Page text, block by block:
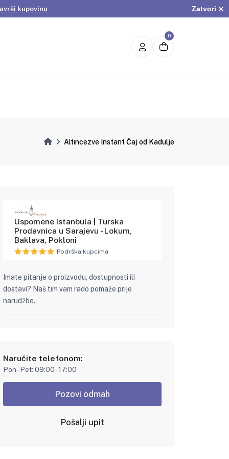
kupovinu
Pogledaj ponudu
Zatvori
0
Altıncezve Instant Čaj od Kadulje
Uspomene Istanbula | Turska
Prodavnica u Sarajevu - Lokum,
Baklava, Pokloni
Podrška kupcima
Imate pitanje o proizvodu, dostupnosti ili
dostavi? Naš tim vam rado pomaže prije
narudžbe.
Naručite telefonom:
Pon - Pet: 09:00 - 17:00
Pozovi odmah
Pošalji upit